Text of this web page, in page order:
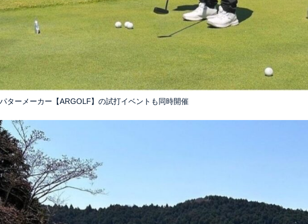
ターメーカー【ARGOLF】の試打イベントも同時開催